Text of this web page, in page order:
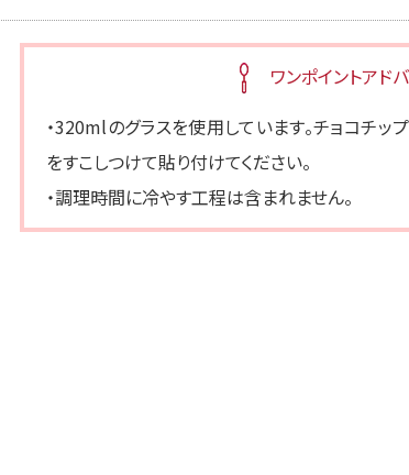
ワンポイントアド
・320mlのグラスを使用しています。チョコチッ
をすこしつけて貼り付けてください。
・調理時間に冷やす工程は含まれません。